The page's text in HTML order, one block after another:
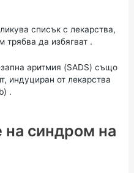
списък с лекарства,
трябва да избягват.
аритмия (SADS) също
индуциран от лекарства
.
на синдром на